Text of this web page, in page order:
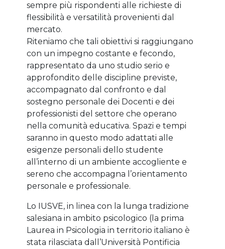
sempre più rispondenti alle richieste di
flessibilità e versatilità provenienti dal
mercato.
Riteniamo che tali obiettivi si raggiungano
con un impegno costante e fecondo,
rappresentato da uno studio serio e
approfondito delle discipline previste,
accompagnato dal confronto e dal
sostegno personale dei Docenti e dei
professionisti del settore che operano
nella comunità educativa. Spazi e tempi
saranno in questo modo adattati alle
esigenze personali dello studente
all’interno di un ambiente accogliente e
sereno che accompagna l’orientamento
personale e professionale.
Lo IUSVE, in linea con la lunga tradizione
salesiana in ambito psicologico (la prima
Laurea in Psicologia in territorio italiano è
stata rilasciata dall’Università Pontificia